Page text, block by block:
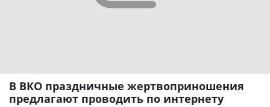
В ВКО праздничные жертвоприношения
предлагают проводить по интернету